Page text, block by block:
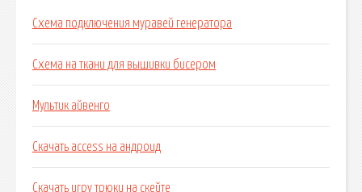
Схема подключения муравей генератора
Схема на ткани для вышивки бисером
Мультик айвенго
Скачать access на андроид
Скачать игру трюки на скейте